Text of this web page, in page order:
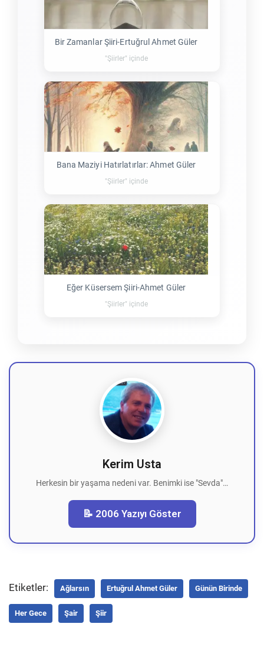
Bir Zamanlar Şiiri-Ertuğrul Ahmet Güler
"Şiirler" içinde
Bana Maziyi Hatırlatırlar: Ahmet Güler
"Şiirler" içinde
Eğer Küsersem Şiiri-Ahmet Güler
"Şiirler" içinde
Kerim Usta
Herkesin bir yaşama nedeni var. Benimki ise "Sevda"…
📝 2006 Yazıyı Göster
Etiketler: Ağlarsın Ertuğrul Ahmet Güler Günün Birinde
Her Gece Şair Şiir